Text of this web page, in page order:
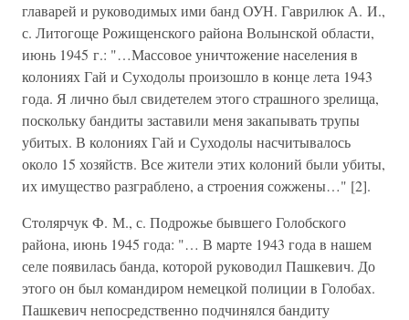
главарей и руководимых ими банд ОУН. Гаврилюк А. И.,
с. Литогоще Рожищенского района Волынской области,
июнь 1945 г.: "…Массовое уничтожение населения в
колониях Гай и Суходолы произошло в конце лета 1943
года. Я лично был свидетелем этого страшного зрелища,
поскольку бандиты заставили меня закапывать трупы
убитых. В колониях Гай и Суходолы насчитывалось
около 15 хозяйств. Все жители этих колоний были убиты,
их имущество разграблено, а строения сожжены…" [2].
Столярчук Ф. М., с. Подрожье бывшего Голобского
района, июнь 1945 года: "… В марте 1943 года в нашем
селе появилась банда, которой руководил Пашкевич. До
этого он был командиром немецкой полиции в Голобах.
Пашкевич непосредственно подчинялся бандиту